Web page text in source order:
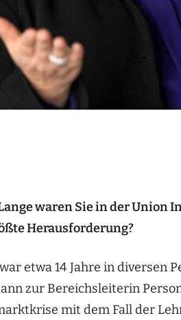
waren Sie in der
Herausforderung?
etwa 14 Jahre in diversen
zur Bereichsleiterin
mit dem Fall der